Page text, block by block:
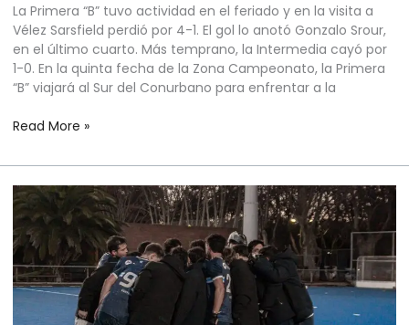
La Primera “B” tuvo actividad en el feriado y en la visita a
Vélez Sarsfield perdió por 4-1. El gol lo anotó Gonzalo Srour,
en el último cuarto. Más temprano, la Intermedia cayó por
1-0. En la quinta fecha de la Zona Campeonato, la Primera
“B” viajará al Sur del Conurbano para enfrentar a la
Read More »
HOCKEY
SOBRE
CÉSPED
MASCULINO
–
PRIMERA